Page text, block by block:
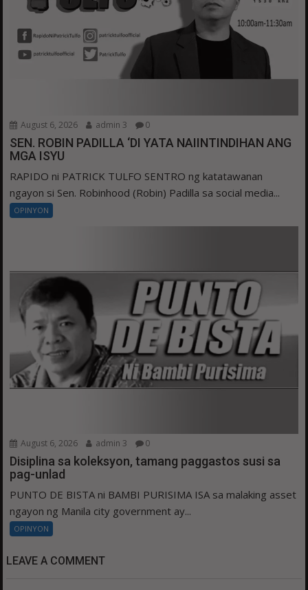
August 6, 2026 admin 3 0
SEN. ROBIN PADILLA ‘DI YATA NAIINTINDIHAN ANG
MGA ISYU
RAPIDO ni PATRICK TULFO SENTRO ng katatawanan
ngayon si Sen. Robinhood (Robin) Padilla sa social media...
OPINYON
August 6, 2026 admin 3 0
Disiplina sa koleksyon, tamang paggastos susi sa
pag-unlad
PUNTO DE BISTA ni BAMBI PURISIMA ISA sa malaking asset
ngayon ng Manila city government ay...
OPINYON
LEAVE A COMMENT